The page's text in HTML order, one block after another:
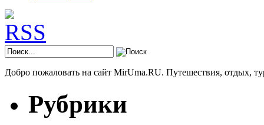
Добро пожаловать на сайт MirUma.RU. Путешествия, отдых,
Рубрики